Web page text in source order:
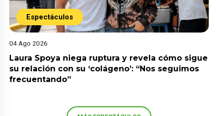
Espectáculos
04 Ago 2026
Laura Spoya niega ruptura y revela cómo sigue
su relación con su ‘colágeno’: “Nos seguimos
frecuentando”